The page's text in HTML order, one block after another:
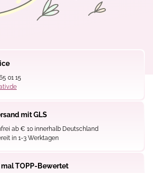
01 15
mit GLS
ab € 10 innerhalb Deutschland
in 1-3 Werktagen
mal TOPP-Bewertet